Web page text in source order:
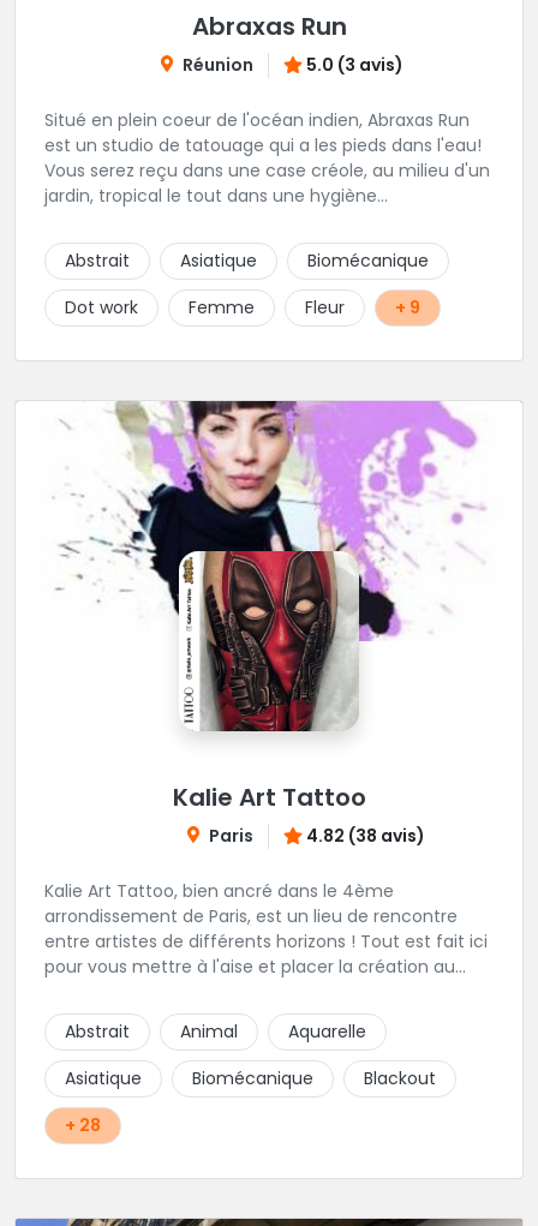
Abraxas Run
Réunion 5.0 (3 avis)
Situé en plein coeur de l'océan indien, Abraxas Run
est un studio de tatouage qui a les pieds dans l'eau!
Vous serez reçu dans une case créole, au milieu d'un
jardin, tropical le tout dans une hygiène
choix de bijoux et uniquement dans des matières
biocompatibles! Vous le trouverez à Saint-Gilles les
Bains...les doigts de pieds en éventail...
Abstrait Asiatique
Biomécanique
Dot work
Femme Fleur + 9
Kalie Art Tattoo
Paris 4.82 (38 avis)
Kalie Art Tattoo, bien ancré dans le 4ème
arrondissement de Paris, est un lieu de rencontre
entre artistes de différents horizons ! Tout est fait ici
pour vous mettre à l'aise et placer la création au
Abstrait
Animal
Aquarelle
Asiatique
Biomécanique
Blackout
+ 28